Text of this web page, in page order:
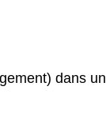
dans un